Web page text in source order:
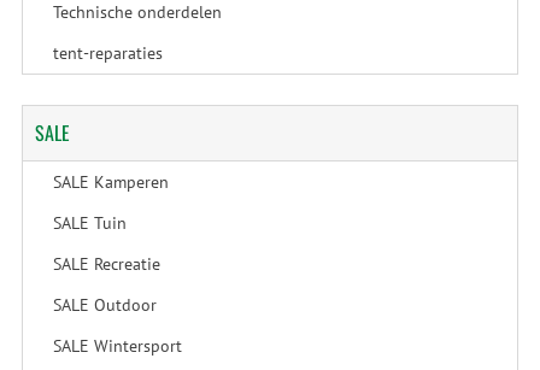
Technische onderdelen
tent-reparaties
SALE
SALE Kamperen
SALE Tuin
SALE Recreatie
SALE Outdoor
SALE Wintersport